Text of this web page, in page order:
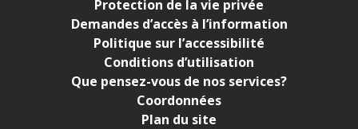
Protection de la vie privée
Demandes d’accès à l’information
Politique sur l’accessibilité
Conditions d’utilisation
Que pensez-vous de nos services?
Coordonnées
Plan du site